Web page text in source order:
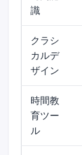
識
クラシ
カルデ
ザイン
時間教
育ツー
ル